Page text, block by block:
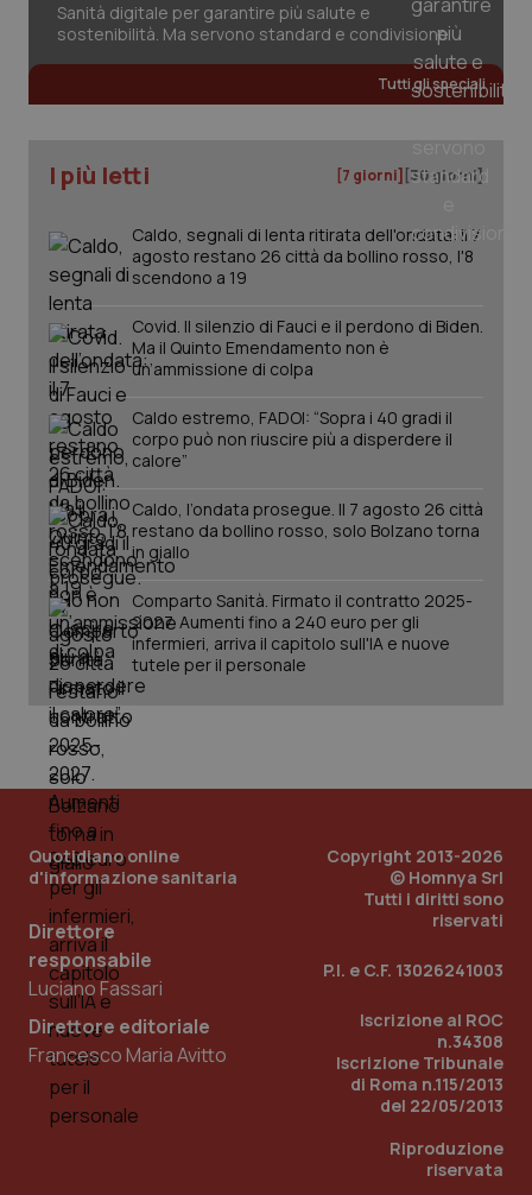
Sanità digitale per garantire più salute e
sostenibilità. Ma servono standard e condivisione
Tutti gli speciali
I più letti [7 giorni] [30 giorni]
Caldo, segnali di lenta ritirata dell'ondata: il 7
agosto restano 26 città da bollino rosso, l'8
scendono a 19
Covid. Il silenzio di Fauci e il perdono di Biden.
Ma il Quinto Emendamento non è
un’ammissione di colpa
Caldo estremo, FADOI: “Sopra i 40 gradi il
corpo può non riuscire più a disperdere il
calore”
Caldo, l’ondata prosegue. Il 7 agosto 26 città
restano da bollino rosso, solo Bolzano torna
in giallo
Comparto Sanità. Firmato il contratto 2025-
2027. Aumenti fino a 240 euro per gli
infermieri, arriva il capitolo sull'IA e nuove
tutele per il personale
Quotidiano online
d'informazione sanitaria
Direttore
responsabile
Luciano Fassari
Direttore editoriale
Francesco Maria Avitto
Copyright 2013-2026
© Homnya Srl
Tutti i diritti sono
riservati
P.I. e C.F. 13026241003
Iscrizione al ROC
n.34308
Iscrizione Tribunale
di Roma n.115/2013
del 22/05/2013
Riproduzione
riservata
tracking-sites-ironfish-
session-id
www.quotidianosanita.it
2
_ga
Google LLC